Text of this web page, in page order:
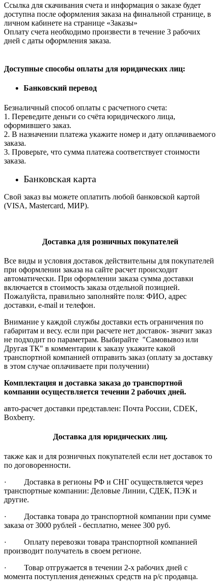
Ссылка для скачивания счета и информация о заказе будет
доступна после оформления заказа на финальной странице, в
личном кабинете на странице «Заказы»
Оплату счета необходимо произвести в течение 3 рабочих
дней с даты оформления заказа.
Доступные способы оплаты для юридических лиц:
Банковский перевод
Безналичный способ оплаты с расчетного счета:
1. Переведите деньги со счёта юридического лица,
оформившего заказ.
2. В назначении платежа укажите номер и дату оплачиваемого
заказа.
3. Проверьте, что сумма платежа соответствует стоимости
заказа.
Банковская карта
Свой заказ вы можете оплатить любой банковской картой
(VISA, Mastercard, МИР).
Доставка для розничных покупателей
Все виды и условия доставок действительны для покупателей
при оформлении заказа на сайте расчет происходит
автоматически. При оформлении заказа сумма доставки
включается в стоимость заказа отдельной позицией.
Пожалуйста, правильно заполняйте поля: ФИО, адрес
доставки, e-mail и телефон.
Внимание у каждой службы доставки есть ограничения по
габаритам и весу. если при расчете нет доставок- значит заказ
не подходит по параметрам. Выбирайте "Самовывоз или
Другая ТК" в комментарии к заказу укажите какой
транспортной компанией отправить заказ (оплату за доставку
в этом случае оплачиваете при получении)
Комплектация и доставка заказа до транспортной
компании осуществляется течении 2 рабочих дней.
авто-расчет доставки представлен: Почта России, CDEK,
Boxberry.
Доставка для юридических лиц.
также как и для розничных покупателей если нет доставок то
по договоренности.
· Доставка в регионы РФ и СНГ осуществляется через
транспортные компании: Деловые Линии, СДЕК, ПЭК и
другие.
· Доставка товара до транспортной компании при сумме
заказа от 3000 рублей - бесплатно, менее 300 руб.
· Оплату перевозки товара транспортной компанией
производит получатель в своем регионе.
· Товар отгружается в течении 2-х рабочих дней с
момента поступления денежных средств на р/с продавца.